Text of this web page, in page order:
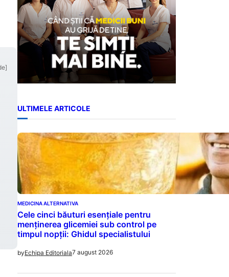
ULTIMELE ARTICOLE
MEDICINA ALTERNATIVA
Cele cinci băuturi esențiale pentru
menținerea glicemiei sub control pe
timpul nopții: Ghidul specialistului
byEchipa Editoriala7 august 2026